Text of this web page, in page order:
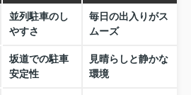
並列駐車のし
やすさ
毎日の出入りがス
ムーズ
坂道での駐車
安定性
見晴らしと静かな
環境